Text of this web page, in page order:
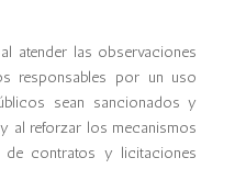
atender las observaciones
responsables por un uso
sean sancionados y
al reforzar los mecanismos
contratos y licitaciones